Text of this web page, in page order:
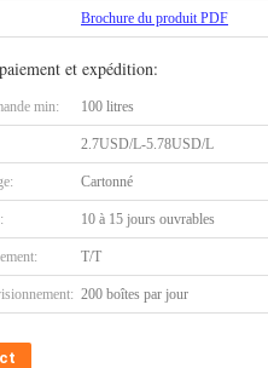
Brochure du produit PDF
et expédition:
min: 100 litres
2.7USD/L-5.78USD/L
Cartonné
10 à 15 jours ouvrables
T/T
200 boîtes par jour